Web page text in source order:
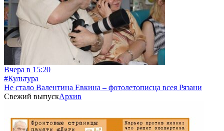
Вчера в 15:20
#Культура
Не стало Валентина Евкина – фотолетописца всея Рязани
Свежий выпускАрхив